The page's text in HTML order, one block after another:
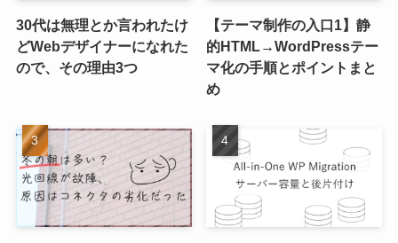
30代は無理とか言われたけ
どWebデザイナーになれた
ので、その理由3つ
【テーマ制作の入口1】静
的HTML→WordPressテー
マ化の手順とポイントまと
め